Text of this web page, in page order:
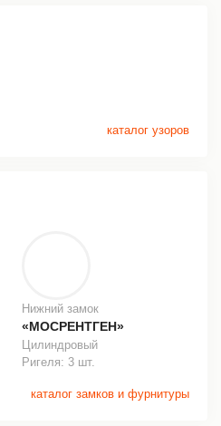
каталог узоров
Нижний замок
«МОСРЕНТГЕН»
Цилиндровый
Ригеля: 3 шт.
каталог замков и фурнитуры